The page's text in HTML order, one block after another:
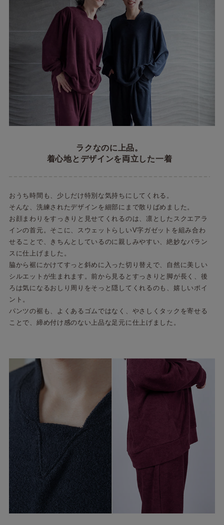
ラクなのに上品。
着心地とデザインを両立した一着
おうち時間も、少しだけ特別な気持ちにしてくれる。
そんな、洗練されたデザインを細部にまで散りばめました。
お顔まわりをすっきりと見せてくれるのは、凛としたスクエアラ
インの首元。そこに、スウェットらしいV字ガゼットを組み合わ
せることで、きちんとしているのに親しみやすい、絶妙なバラン
スに仕上げました。
脇から裾にかけてすっと斜めに入った切り替えで、自然に美しい
シルエットが生まれます。前から見るとすっきりと脚が長く、後
ろは気になるおしり周りをそっと隠してくれるのも、嬉しいポイ
ント。
パンツの裾も、よくあるゴムではなく、やさしくタックを寄せる
ことで、締め付け感のない上品な足元に仕上げました。